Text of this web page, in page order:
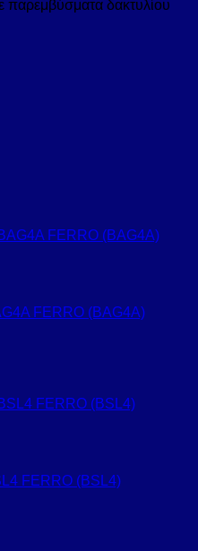
παρεμβύσματα δακτυλίου
FERRO (BAG4A)
FERRO (BSL4)